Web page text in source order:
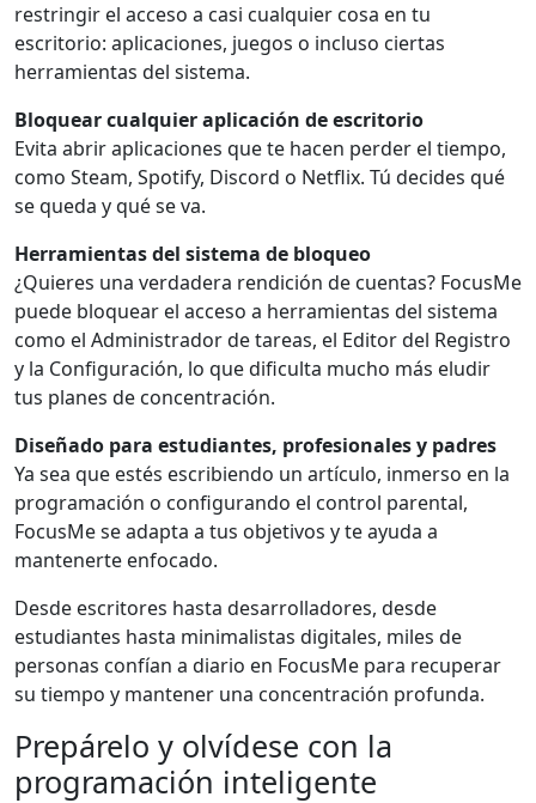
restringir el acceso a casi cualquier cosa en tu
escritorio: aplicaciones, juegos o incluso ciertas
herramientas del sistema.
Bloquear cualquier aplicación de escritorio
Evita abrir aplicaciones que te hacen perder el tiempo,
como Steam, Spotify, Discord o Netflix. Tú decides qué
se queda y qué se va.
Herramientas del sistema de bloqueo
¿Quieres una verdadera rendición de cuentas? FocusMe
puede bloquear el acceso a herramientas del sistema
como el Administrador de tareas, el Editor del Registro
y la Configuración, lo que dificulta mucho más eludir
tus planes de concentración.
Diseñado para estudiantes, profesionales y padres
Ya sea que estés escribiendo un artículo, inmerso en la
programación o configurando el control parental,
FocusMe se adapta a tus objetivos y te ayuda a
mantenerte enfocado.
Desde escritores hasta desarrolladores, desde
estudiantes hasta minimalistas digitales, miles de
personas confían a diario en FocusMe para recuperar
su tiempo y mantener una concentración profunda.
Prepárelo y olvídese con la
programación inteligente